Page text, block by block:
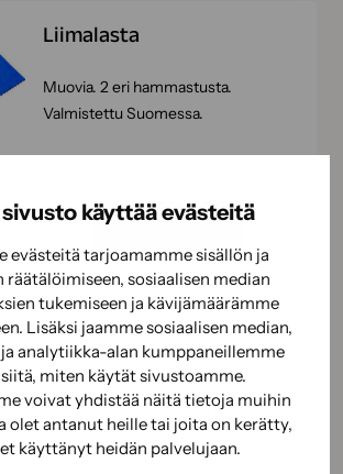
käyttää evästeitä
evästeitä tarjoamamme sisällön ja
räätälöimiseen, sosiaalisen median
tukemiseen ja kävijämäärämme
Lisäksi jaamme sosiaalisen median,
analytiikka-alan kumppaneillemme
miten käytät sivustoamme.
voivat yhdistää näitä tietoja muihin
olet antanut heille tai joita on kerätty,
käyttänyt heidän palvelujaan.
Liimalasta
Muovia. 2 eri hammastusta.
Valmistettu Suomessa.
Liimalasta
Erikoisjousiterästä. Vanerikahva.
Valmistettu Suomessa. Hammastus
nro 1, korkeus 1,5mm.
Vesiohenteisten liimojen